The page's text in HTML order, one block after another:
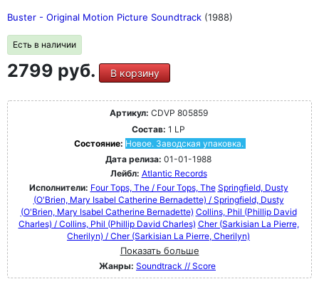
Buster - Original Motion Picture Soundtrack (1988)
Есть в наличии
2799 руб. В корзину
Артикул: CDVP 805859
Состав: 1 LP
Состояние: Новое. Заводская упаковка.
Дата релиза: 01-01-1988
Лейбл: Atlantic Records
Исполнители: Four Tops, The / Four Tops, The Springfield, Dusty
(O'Brien, Mary Isabel Catherine Bernadette) / Springfield, Dusty
(O'Brien, Mary Isabel Catherine Bernadette) Collins, Phil (Phillip David
Charles) / Collins, Phil (Phillip David Charles) Cher (Sarkisian La Pierre,
Cherilyn) / Cher (Sarkisian La Pierre, Cherilyn)
Показать больше
Жанры: Soundtrack // Score